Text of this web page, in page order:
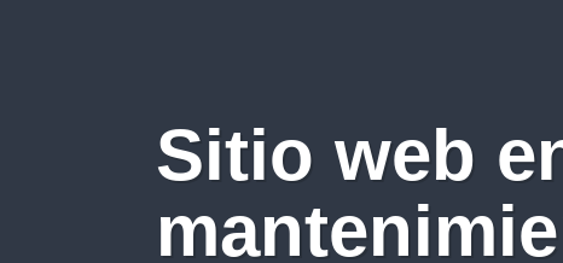
Sitio web